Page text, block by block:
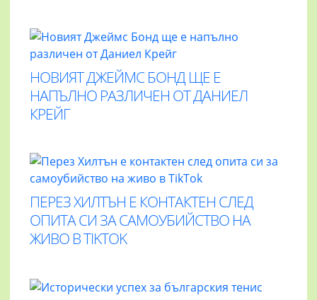
НОВИЯТ ДЖЕЙМС БОНД ЩЕ Е
НАПЪЛНО РАЗЛИЧЕН ОТ ДАНИЕЛ
КРЕЙГ
ПЕРЕЗ ХИЛТЪН Е КОНТАКТЕН СЛЕД
ОПИТА СИ ЗА САМОУБИЙСТВО НА
ЖИВО В TIKTOK